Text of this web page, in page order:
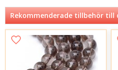
Rekommenderade tillbehör till